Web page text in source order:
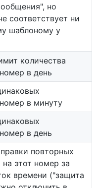
но
соответствует ни
шаблоному у
количества
в день
в минуту
в день
повторных
этот номер за
времени ("защита